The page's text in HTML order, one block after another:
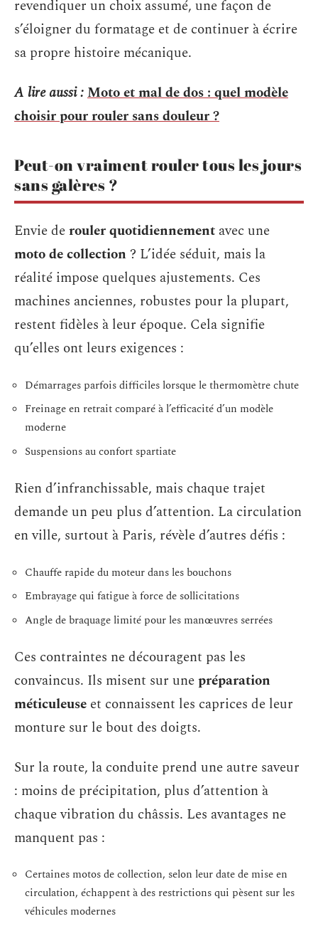
revendiquer un choix assumé, une façon de
s’éloigner du formatage et de continuer à écrire
sa propre histoire mécanique.
A lire aussi :Moto et mal de dos : quel modèle
choisir pour rouler sans douleur ?
Peut-on vraiment rouler tous les jours
sans galères ?
Envie derouler quotidiennement avec une
moto de collection? L’idée séduit, mais la
réalité impose quelques ajustements. Ces
machines anciennes, robustes pour la plupart,
restent fidèles à leur époque. Cela signifie
qu’elles ont leurs exigences :
Démarrages parfois difficiles lorsque le thermomètre chute
Freinage en retrait comparé à l’efficacité d’un modèle
moderne
Suspensions au confort spartiate
Rien d’infranchissable, mais chaque trajet
demande un peu plus d’attention. La circulation
en ville, surtout à Paris, révèle d’autres défis :
Chauffe rapide du moteur dans les bouchons
Embrayage qui fatigue à force de sollicitations
Angle de braquage limité pour les manœuvres serrées
Ces contraintes ne découragent pas les
convaincus. Ils misent sur unepréparation
méticuleuse et connaissent les caprices de leur
monture sur le bout des doigts.
Sur la route, la conduite prend une autre saveur
: moins de précipitation, plus d’attention à
chaque vibration du châssis. Les avantages ne
manquent pas :
Certaines motos de collection, selon leur date de mise en
circulation, échappent à des restrictions qui pèsent sur les
véhicules modernes